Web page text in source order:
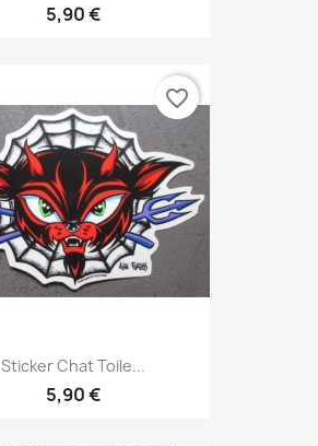
5,90 €
Sticker Chat Toile...
5,90 €
favorite_border